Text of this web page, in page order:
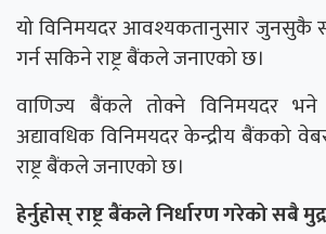
यो विनिमयदर आवश्यकतानुसार जुनसुकै
गर्न सकिने राष्ट्र बैंकले जनाएको छ।
वाणिज्य बैंकले तोक्ने विनिमयदर
अद्यावधिक विनिमयदर केन्द्रीय बैंकको
राष्ट्र बैंकले जनाएको छ।
हेर्नुहोस् राष्ट्र बैंकले निर्धारण गरेको सबै